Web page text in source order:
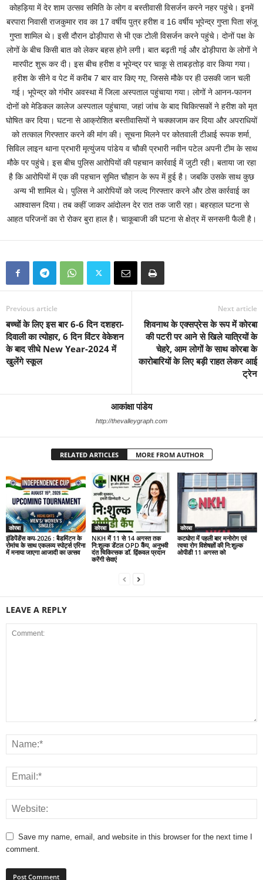
कोहड़िया में देर शाम उत्सव समिति के लोग व बस्तीवासी विसर्जन करने नहर पहुंचे। इनमें
बरपारा निवासी राजकुमार राव का 17 वर्षीय पुत्र हरीश व 16 वर्षीय भूपेन्द्र गुप्ता पिता संजू
गुप्ता शामिल थे। इसी दौरान ढोड़ीपारा से भी एक टोली विसर्जन करने पहुंचे। दोनों पक्ष के
लोगों के बीच किसी बात को लेकर बहस होने लगी। बात बढ़ती गई और ढोड़ीपारा के लोगों ने
मारपीट शुरू कर दी। इस बीच हरीश व भूपेन्द्र पर चाकू से ताबड़तोड़ वार किया गया।
हरीश के सीने व पेट में करीब 7 बार वार किए गए, जिससे मौके पर ही उसकी जान चली
गई। भूपेन्द्र को गंभीर अवस्था में जिला अस्पताल पहुंचाया गया। लोगों ने आनन-फानन
दोनों को मेडिकल कालेज अस्पताल पहुंचाया, जहां जांच के बाद चिकित्सकों ने हरीश को मृत
घोषित कर दिया। घटना से आक्रोशित बस्तीवासियों ने चक्काजाम कर दिया और अपराधियों
को तत्काल गिरफ्तार करने की मांग की। सूचना मिलने पर कोतवाली टीआई रूपक शर्मा,
सिविल लाइन थाना प्रभारी मृत्युंजय पांडेय व चौकी प्रभारी नवीन पटेल अपनी टीम के साथ
मौके पर पहुंचे। इस बीच पुलिस आरोपियों की पहचान कार्रवाई में जुटी रही। बताया जा रहा
है कि आरोपियों में एक की पहचान सुमित चौहान के रूप में हुई है। जबकि उसके साथ कुछ
अन्य भी शामिल थे। पुलिस ने आरोपियों को जल्द गिरफ्तार करने और ठोस कार्रवाई का
आश्वासन दिया। तब कहीं जाकर आंदोलन देर रात तक जारी रहा। बहरहाल घटना से
आहत परिजनों का रो रोकर बुरा हाल है। चाकूबाजी की घटना से क्षेत्र में सनसनी फैली है।
Previous article
बच्चों के लिए इस बार 6-6 दिन दशहरा-
दिवाली का त्योहार, 6 दिन विंटर वेकेशन
के बाद सीधे New Year-2024 में
खुलेंगे स्कूल
Next article
शिवनाथ के एक्सप्रेस के रूप में कोरबा
की पटरी पर आने से खिले यात्रियों के
चेहरे, आम लोगों के साथ कोरबा के
कारोबारियों के लिए बड़ी राहत लेकर आई
ट्रेन
आकांक्षा पांडेय
http://thevalleygraph.com
RELATED ARTICLES MORE FROM AUTHOR
कोरबा
इंडिपेंडेंस कप-2026 : बैडमिंटन के
रोमांच के साथ एकलव्य स्पोर्ट्स एरिना
में मनाया जाएगा आजादी का उत्सव
कोरबा
NKH में 11 से 14 अगस्त तक
नि:शुल्क डेंटल OPD कैंप, अनुभवी
दंत चिकित्सक डॉ. द्विंकवल प्रदान
करेंगी सेवाएं
कोरबा
कटघोरा में पहली बार मनोरोग एवं
त्वचा रोग विशेषज्ञों की नि:शुल्क
ओपीडी 11 अगस्त को
LEAVE A REPLY
Save my name, email, and website in this browser for the next time I
comment.